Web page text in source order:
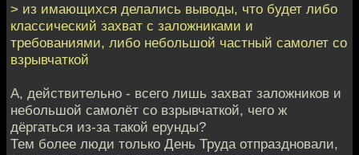
> из имающихся делались выводы, что будет либо
классический захват с заложниками и
требованиями, либо небольшой частный самолет со
взрывчаткой
А, действительно - всего лишь захват заложников и
небольшой самолёт со взрывчаткой, чего ж
дёргаться из-за такой ерунды?
Тем более люди только День Труда отпраздновали,